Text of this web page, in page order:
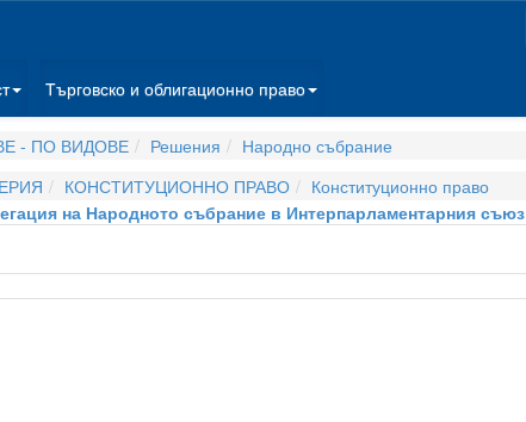
Търговско и облигационно право
- ПО ВИДОВЕ Решения
Народно събрание
КОНСТИТУЦИОННО ПРАВО
Конституционно право
на Народното събрание в Интерпарламентарния съюз